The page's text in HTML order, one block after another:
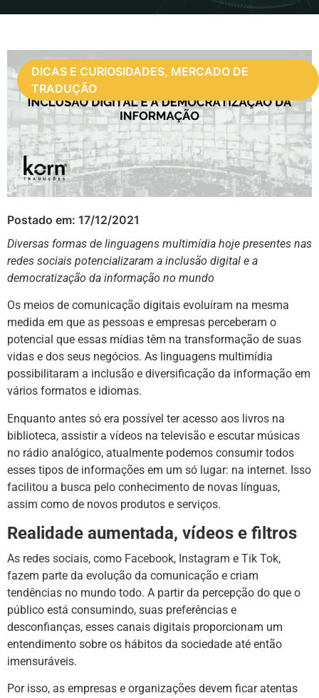
DICAS E CURIOSIDADES, MERCADO DE
TRADUÇÃO
Postado em: 17/12/2021
Diversas formas de linguagens multimídia hoje presentes nas
redes sociais potencializaram a inclusão digital e a
democratização da informação no mundo
Os meios de comunicação digitais evoluíram na mesma
medida em que as pessoas e empresas perceberam o
potencial que essas mídias têm na transformação de suas
vidas e dos seus negócios. As linguagens multimídia
possibilitaram a inclusão e diversificação da informação em
vários formatos e idiomas.
Enquanto antes só era possível ter acesso aos livros na
biblioteca, assistir a vídeos na televisão e escutar músicas
no rádio analógico, atualmente podemos consumir todos
esses tipos de informações em um só lugar: na internet. Isso
facilitou a busca pelo conhecimento de novas línguas,
assim como de novos produtos e serviços.
Realidade aumentada, vídeos e filtros
As redes sociais, como Facebook, Instagram e Tik Tok,
fazem parte da evolução da comunicação e criam
tendências no mundo todo. A partir da percepção do que o
público está consumindo, suas preferências e
desconfianças, esses canais digitais proporcionam um
entendimento sobre os hábitos da sociedade até então
imensuráveis.
Por isso, as empresas e organizações devem ficar atentas